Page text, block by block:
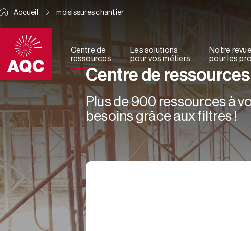
Centre de
ressources
Les solutions
pour vos métiers
Notre revue
pour les
Accueil moisissures chantier
Centre de ressources
Plus de 900 ressources à
besoins grâce aux filtres !